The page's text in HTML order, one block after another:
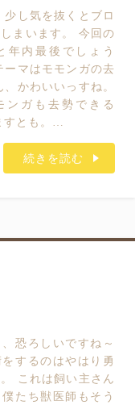
少し気を抜くとブロ
まいます。 今回の
年内最後でしょう
ーマはモモンガの去
かわいいっすね。
ガも去勢できる
すとも。…
続きを読む
恐ろしいですね～
するのはやはり勇
これは飼い主さん
たち獣医師もそう